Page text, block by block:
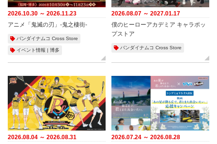
2026.10.30 ～ 2026.11.23
アニメ「鬼滅の刃」-鬼之棲街-
バンダイナムコ Cross Store
イベント情報 | 博多
2026.08.07 ～ 2027.01.17
僕のヒーローアカデミア キャラポッ
プストア
バンダイナムコ Cross Store
2026.08.04 ～ 2026.08.31
2026.07.24 ～ 2026.08.28